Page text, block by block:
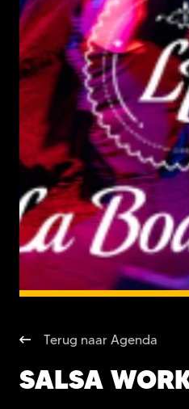
Terug naar Agenda
SALSA